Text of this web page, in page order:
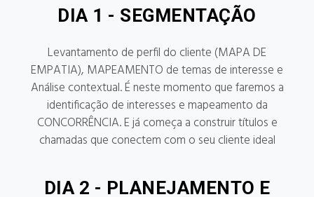
DIA 1 - SEGMENTAÇÃO
Levantamento de perfil do cliente (MAPA DE
EMPATIA), MAPEAMENTO de temas de interesse e
Análise contextual. É neste momento que faremos a
identificação de interesses e mapeamento da
CONCORRÊNCIA. E já começa a construir títulos e
chamadas que conectem com o seu cliente ideal
DIA 2 - PLANEJAMENTO E